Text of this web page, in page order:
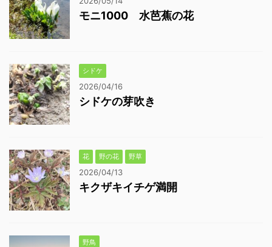
モニ1000 水芭蕉の花
シドケ
2026/04/16
シドケの芽吹き
花 野の花 野草
2026/04/13
キクザキイチゲ満開
野鳥